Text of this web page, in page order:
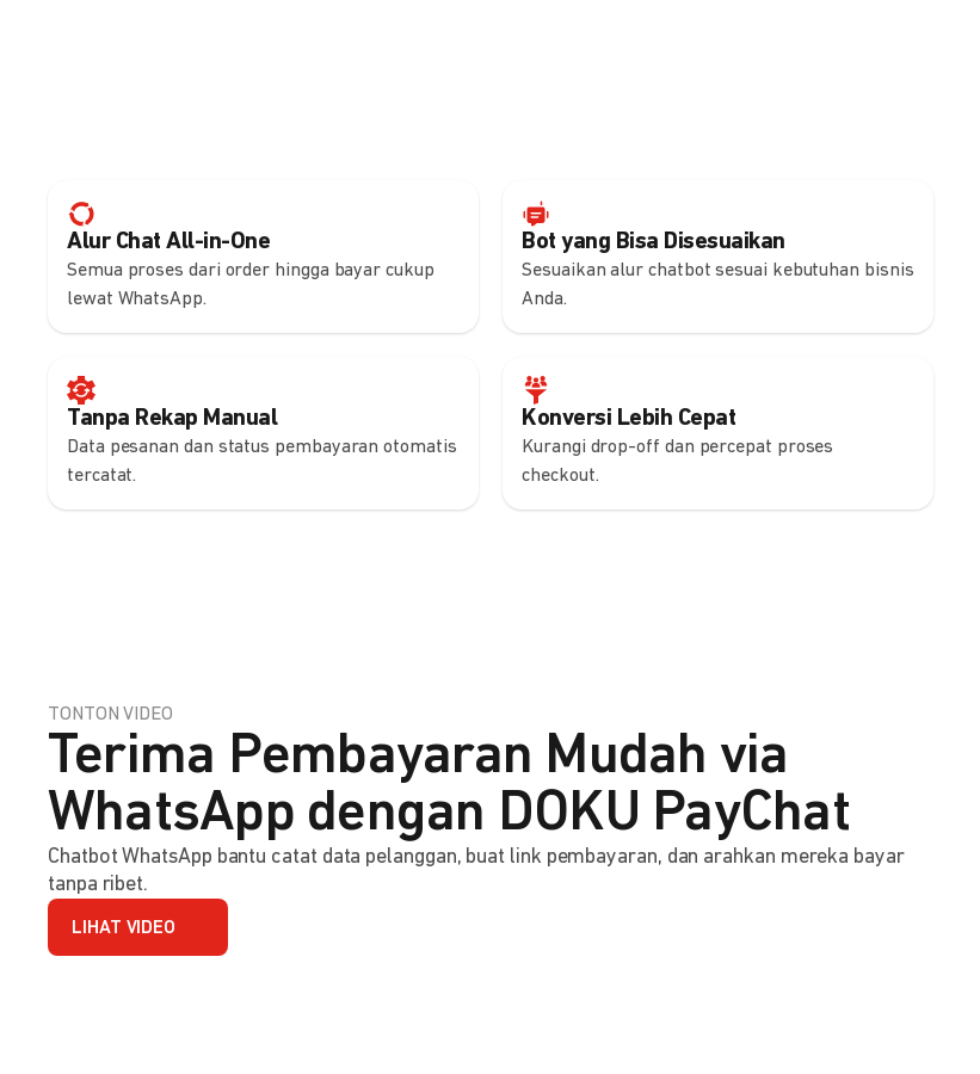
Alur Chat All-in-One
Semua proses dari order hingga bayar cukup
lewat WhatsApp.
Bot yang Bisa Disesuaikan
Sesuaikan alur chatbot sesuai kebutuhan bisnis
Anda.
Tanpa Rekap Manual
Data pesanan dan status pembayaran otomatis
tercatat.
Konversi Lebih Cepat
Kurangi drop-off dan percepat proses
checkout.
TONTON VIDEO
Terima Pembayaran Mudah via
WhatsApp dengan DOKU PayChat
Chatbot WhatsApp bantu catat data pelanggan, buat link pembayaran, dan arahkan mereka bayar
tanpa ribet.
LIHAT VIDEO